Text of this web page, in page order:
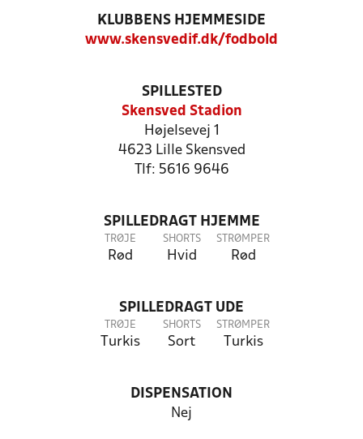
KLUBBENS HJEMMESIDE
www.skensvedif.dk/fodbold
SPILLESTED
Skensved Stadion
Højelsevej 1
4623 Lille Skensved
Tlf: 5616 9646
SPILLEDRAGT HJEMME
TRØJE
Rød
SHORTS
Hvid
STRØMPER
Rød
SPILLEDRAGT UDE
TRØJE
Turkis
SHORTS
Sort
STRØMPER
Turkis
DISPENSATION
Nej